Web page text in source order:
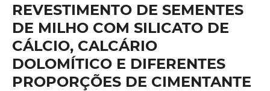
REVESTIMENTO DE SEMENTES
DE MILHO COM SILICATO DE
CÁLCIO, CALCÁRIO
DOLOMÍTICO E DIFERENTES
PROPORÇÕES DE CIMENTANTE